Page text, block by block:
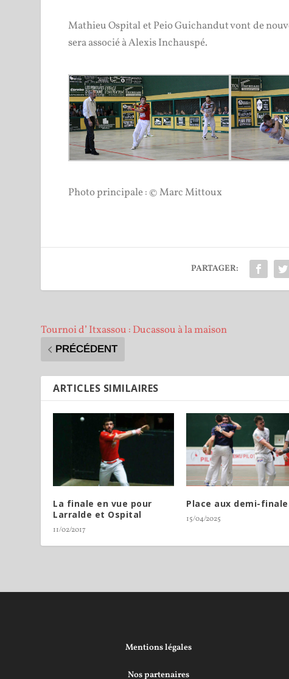
Mathieu Ospital et Peio Guichandut vont de
sera associé à Alexis Inchauspé.
Photo principale : © Marc Mittoux
PARTAGER:
Tournoi d’ Itxassou : Ducassou à la maison
PRÉCÉDENT
ARTICLES SIMILAIRES
La finale en vue pour
Larralde et Ospital
11/02/2017
Place aux demi-
15/04/2025
Mentions légales
Nos partenaires